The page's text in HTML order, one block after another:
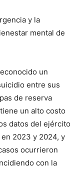
y la
mental de
un
entre sus
de reserva
un alto costo
datos del ejército
2023 y 2024, y
ocurrieron
con la